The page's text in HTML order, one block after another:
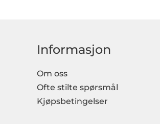
Informasjon
Om oss
Ofte stilte spørsmål
Kjøpsbetingelser